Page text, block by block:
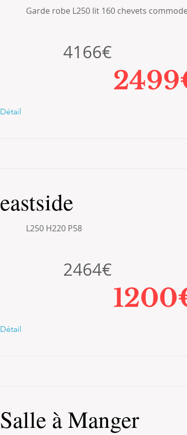
Garde robe L250 lit 160 chevets
4166€
Détail
eastside
L250 H220 P58
2464€
Détail
Salle à Manger